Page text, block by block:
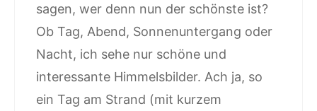
sagen, wer denn nun der schönste ist?
Ob Tag, Abend, Sonnenuntergang oder
Nacht, ich sehe nur schöne und
interessante Himmelsbilder. Ach ja, so
ein Tag am Strand (mit kurzem